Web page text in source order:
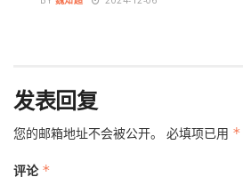
发表回复
您的邮箱地址不会被公开。 必填项已用 *
评论 *